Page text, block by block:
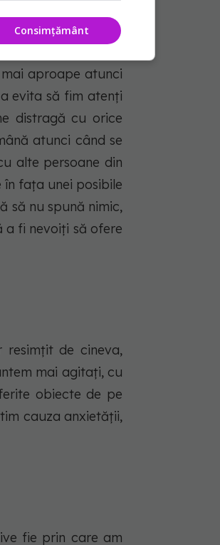
a evita o situație
permite să părem
vizual. Oricare
aproape atunci
evita să fim atenți
distragă cu orice
atunci când se
alte persoane din
fața unei posibile
să nu spună nimic,
a fi nevoiți să ofere
resimțit de cineva,
mai agitați, cu
obiecte de pe
cauza anxietății,
fie prin care am
Consimțământ